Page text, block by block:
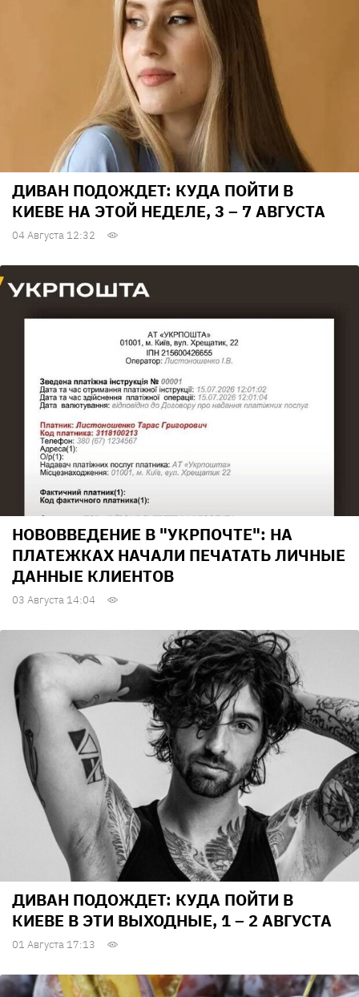
ДИВАН ПОДОЖДЕТ: КУДА ПОЙТИ В
КИЕВЕ НА ЭТОЙ НЕДЕЛЕ, 3 – 7 АВГУСТА
04 Августа 12:32
НОВОВВЕДЕНИЕ В "УКРПОЧТЕ": НА
ПЛАТЕЖКАХ НАЧАЛИ ПЕЧАТАТЬ ЛИЧНЫЕ
ДАННЫЕ КЛИЕНТОВ
03 Августа 14:04
ДИВАН ПОДОЖДЕТ: КУДА ПОЙТИ В
КИЕВЕ В ЭТИ ВЫХОДНЫЕ, 1 – 2 АВГУСТА
01 Августа 17:13